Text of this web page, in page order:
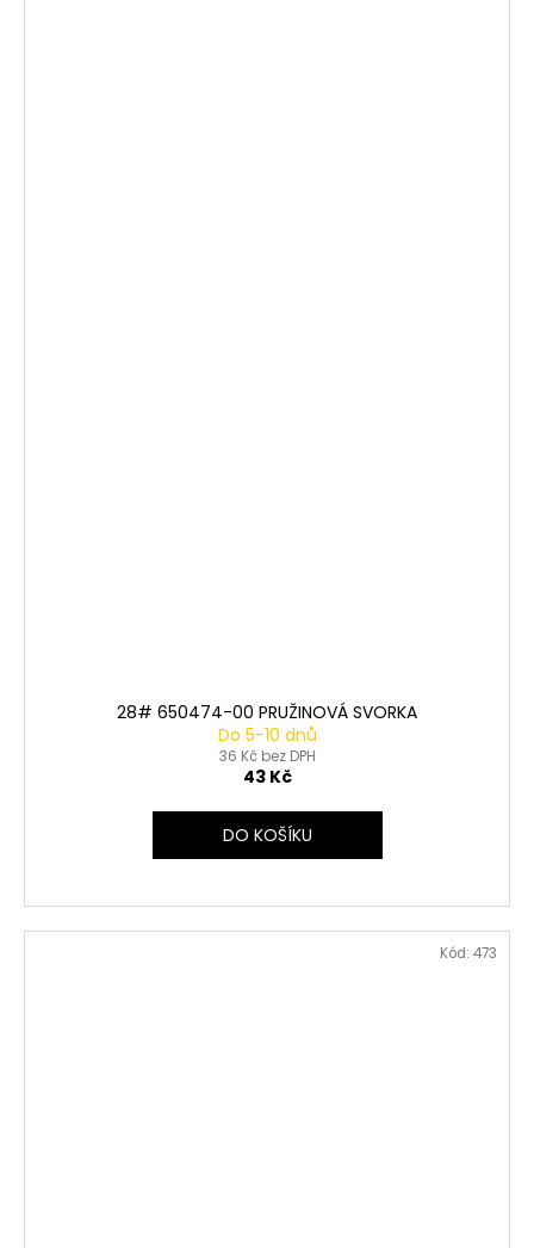
28# 650474-00 PRUŽINOVÁ SVORKA
Do 5-10 dnů
36 Kč bez DPH
43 Kč
DO KOŠÍKU
Kód: 473